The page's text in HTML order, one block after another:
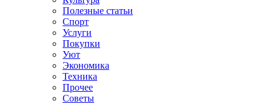
Полезные статьи
Спорт
Услуги
Покупки
Уют
Экономика
Техника
Прочее
Советы